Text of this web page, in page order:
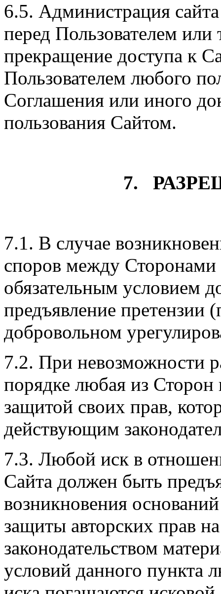
6.5. Администрация сайта
перед Пользователем
прекращение доступа к
Пользователем любого
Соглашения или иного
пользования Сайтом.
7.
7.1. В случае
споров между
обязательным условием
предъявление претензии
добровольном
7.2. При невозможности
порядке любая из Сторон
защитой своих прав,
действующим
7.3. Любой иск в
Сайта должен быть
возникновения
защиты авторских прав
законодательством
условий данного пункта